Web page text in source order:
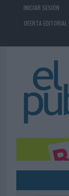
INICIAR SESIÓN
OFERTA EDITORIAL